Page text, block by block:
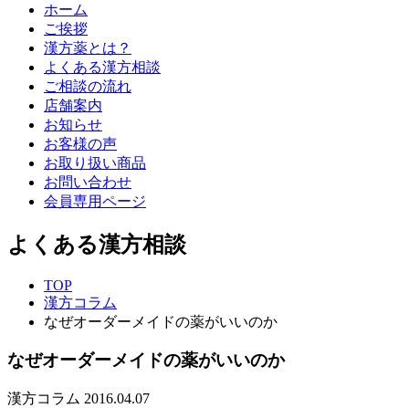
ホーム
ご挨拶
漢方薬とは？
よくある漢方相談
ご相談の流れ
店舗案内
お知らせ
お客様の声
お取り扱い商品
お問い合わせ
会員専用ページ
よくある漢方相談
TOP
漢方コラム
なぜオーダーメイドの薬がいいのか
なぜオーダーメイドの薬がいいのか
漢方コラム 2016.04.07